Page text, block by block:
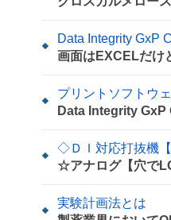
Data Integrity GxP
画面はEXCELだけ
プリントソフトウ
Data Integrity GxP
◇ＤＩ対応打
☆アナログ【穴で
実験計画法とは